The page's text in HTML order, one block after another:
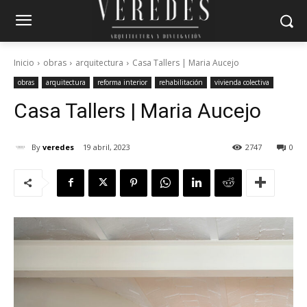
Inicio obras arquitectura Casa Tallers | Maria Aucejo
obras arquitectura reforma interior rehabilitación vivienda colectiva
Casa Tallers | Maria Aucejo
By veredes 19 abril, 2023 0
2747